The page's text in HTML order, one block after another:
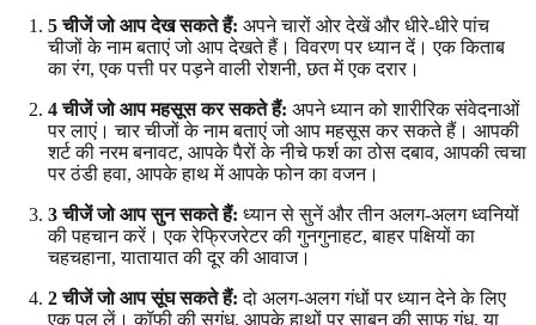
5 चीजें जो आप देख सकते हैं: अपने चारों ओर देखें और धीरे-धीरे पांच
चीजों के नाम बताएं जो आप देखते हैं। विवरण पर ध्यान दें। एक किताब
का रंग, एक पत्ती पर पड़ने वाली रोशनी, छत में एक दरार।
4 चीजें जो आप महसूस कर सकते हैं: अपने ध्यान को शारीरिक संवेदनाओं
पर लाएं। चार चीजों के नाम बताएं जो आप महसूस कर सकते हैं। आपकी
शर्ट की नरम बनावट, आपके पैरों के नीचे फर्श का ठोस दबाव, आपकी त्वचा
पर ठंडी हवा, आपके हाथ में आपके फोन का वजन।
3 चीजें जो आप सुन सकते हैं: ध्यान से सुनें और तीन अलग-अलग ध्वनियों
की पहचान करें। एक रेफ्रिजरेटर की गुनगुनाहट, बाहर पक्षियों का
चहचहाना, यातायात की दूर की आवाज।
2 चीजें जो आप सूंघ सकते हैं: दो अलग-अलग गंधों पर ध्यान देने के लिए
एक पल लें। कॉफी की सुगंध, आपके हाथों पर साबुन की साफ गंध, या